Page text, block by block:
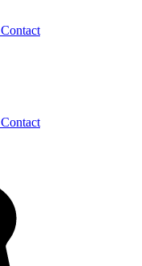
Contact
Contact